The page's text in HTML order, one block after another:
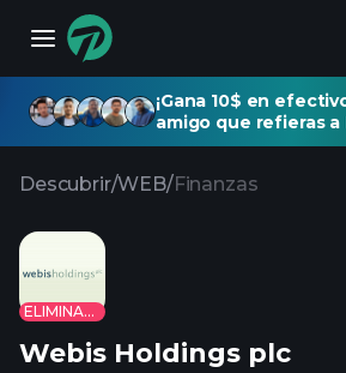
¡Gana 10$ en
amigo que refieras a
Descubrir/WEB/Finanzas
ELIMINADO
Webis Holdings plc